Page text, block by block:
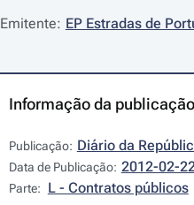
Emitente: EP Estradas de
Informação da publicação
Publicação: Diário da
Data de Publicação: 2012-02-
Parte: L - Contratos públicos